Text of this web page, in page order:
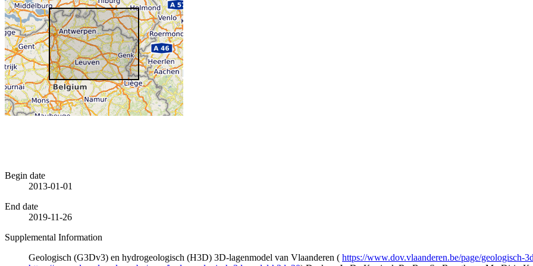
Begin date
2013-01-01
End date
2019-11-26
Supplemental Information
Geologisch (G3Dv3) en hydrogeologisch (H3D) 3D-lagenmodel van Vlaanderen ( https://www.dov.vlaanderen.be/page/geologisch-